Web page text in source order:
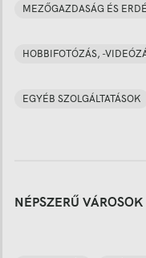
MEZŐGAZDASÁG ÉS
HOBBIFOTÓZÁS, -
EGYÉB SZOLGÁLTATÁSOK
NÉPSZERŰ VÁROSOK